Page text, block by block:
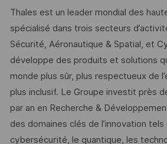
Thales est un leader mondial des
spécialisé dans trois secteurs
Sécurité, Aéronautique & Spatial, et
développe des produits et solutions
monde plus sûr, plus respectueux de
plus inclusif. Le Groupe investit près
par an en Recherche &
des domaines clés de l’innovation tels
cybersécurité, le quantique, les